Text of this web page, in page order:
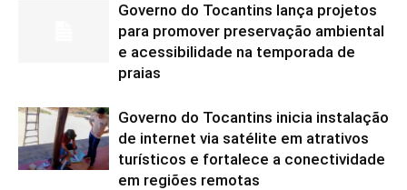
Governo do Tocantins lança projetos
para promover preservação ambiental
e acessibilidade na temporada de
praias
Governo do Tocantins inicia instalação
de internet via satélite em atrativos
turísticos e fortalece a conectividade
em regiões remotas